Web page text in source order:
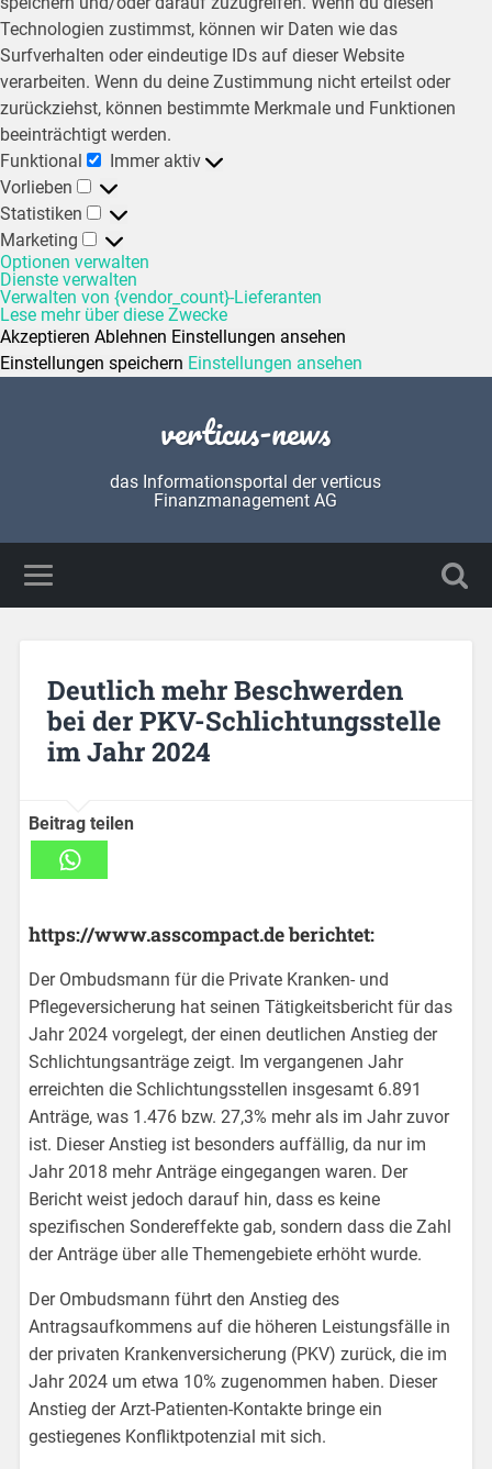
Technologien zustimmst, können wir Daten wie das
Surfverhalten oder eindeutige IDs auf dieser Website
verarbeiten. Wenn du deine Zustimmung nicht erteilst oder
zurückziehst, können bestimmte Merkmale und Funktionen
beeinträchtigt werden.
Funktional
Immer aktiv
Vorlieben
Statistiken
Marketing
Optionen verwalten
Dienste verwalten
Verwalten von {vendor_count}-Lieferanten
Lese mehr über diese Zwecke
Akzeptieren Ablehnen Einstellungen ansehen
Einstellungen speichern Einstellungen ansehen
verticus-news
das Informationsportal der verticus
Finanzmanagement AG
Deutlich mehr Beschwerden
bei der PKV-Schlichtungsstelle
im Jahr 2024
Beitrag teilen
https://www.asscompact.de berichtet:
Der Ombudsmann für die Private Kranken- und
Pflegeversicherung hat seinen Tätigkeitsbericht für das
Jahr 2024 vorgelegt, der einen deutlichen Anstieg der
Schlichtungsanträge zeigt. Im vergangenen Jahr
erreichten die Schlichtungsstellen insgesamt 6.891
Anträge, was 1.476 bzw. 27,3% mehr als im Jahr zuvor
ist. Dieser Anstieg ist besonders auffällig, da nur im
Jahr 2018 mehr Anträge eingegangen waren. Der
Bericht weist jedoch darauf hin, dass es keine
spezifischen Sondereffekte gab, sondern dass die Zahl
der Anträge über alle Themengebiete erhöht wurde.
Der Ombudsmann führt den Anstieg des
Antragsaufkommens auf die höheren Leistungsfälle in
der privaten Krankenversicherung (PKV) zurück, die im
Jahr 2024 um etwa 10% zugenommen haben. Dieser
Anstieg der Arzt-Patienten-Kontakte bringe ein
gestiegenes Konfliktpotenzial mit sich.